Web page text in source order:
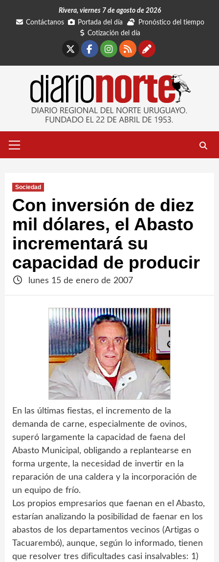
Rivera, viernes 7 de agosto de 2026
Contáctanos
Portada del día
Pronóstico del tiempo
Cotización del día
Facebook
Instagram
RSSContáctanos
primario
Sociedad
Con inversión de diez
mil dólares, el Abasto
incrementará su
capacidad de producir
lunes 15 de enero de 2007
En las últimas fiestas, el incremento de la
demanda de carne, especialmente de ovinos,
superó largamente la capacidad de faena del
Abasto Municipal, obligando a replantearse en
forma urgente, la necesidad de invertir en la
reparación de una caldera y la incorporación de
un equipo de frío.
Los propios empresarios que faenan en el Abasto,
estarían analizando la posibilidad de faenar en los
abastos de los departamentos vecinos (Artigas o
Tacuarembó), aunque, según lo informado, tienen
que resolver tres dificultades casi insalvables: 1)